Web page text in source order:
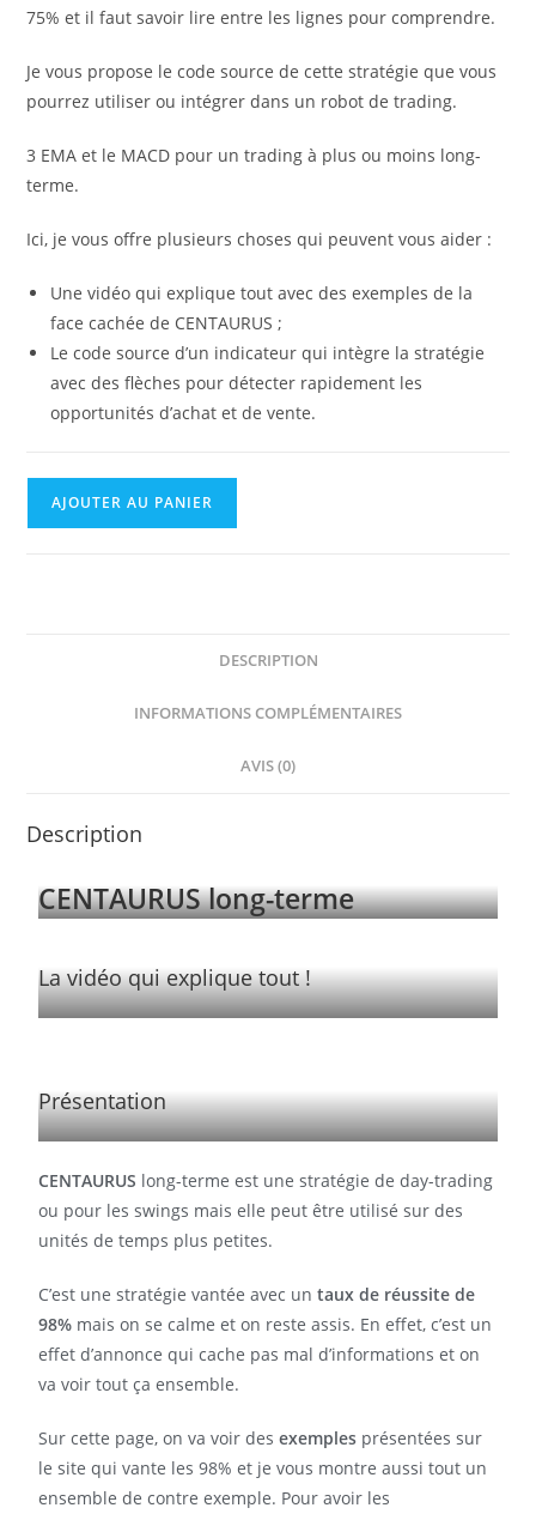
75% et il faut savoir lire entre les lignes pour comprendre.
Je vous propose le code source de cette stratégie que vous
pourrez utiliser ou intégrer dans un robot de trading.
3 EMA et le MACD pour un trading à plus ou moins long-
terme.
Ici, je vous offre plusieurs choses qui peuvent vous aider :
Une vidéo qui explique tout avec des exemples de la
face cachée de CENTAURUS ;
Le code source d’un indicateur qui intègre la stratégie
avec des flèches pour détecter rapidement les
opportunités d’achat et de vente.
AJOUTER AU PANIER
DESCRIPTION
INFORMATIONS COMPLÉMENTAIRES
AVIS (0)
Description
CENTAURUS long-terme
La vidéo qui explique tout !
Présentation
CENTAURUS long-terme est une stratégie de day-trading
ou pour les swings mais elle peut être utilisé sur des
unités de temps plus petites.
C’est une stratégie vantée avec un taux de réussite de
98% mais on se calme et on reste assis. En effet, c’est un
effet d’annonce qui cache pas mal d’informations et on
va voir tout ça ensemble.
Sur cette page, on va voir desexemples présentées sur
le site qui vante les 98% et je vous montre aussi tout un
ensemble de contre exemple. Pour avoir les